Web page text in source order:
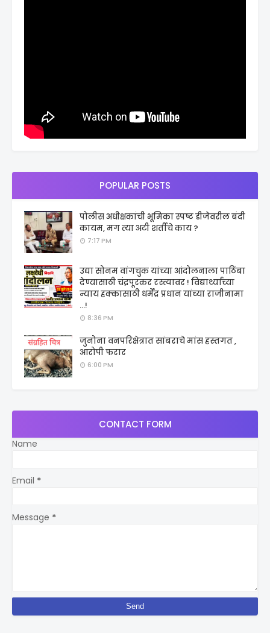
POPULAR POSTS
पोलीस अधीक्षकांची भूमिका स्पष्ट डीजेवरील बंदी
कायम, मग त्या अटी शर्तीचे काय ?
7:17 PM
उद्या सोनम वांगचुक यांच्या आंदोलनाला पाठिंबा
देण्यासाठी चंद्रपूरकर रस्त्यावर ! विद्यार्थ्यांच्या
न्याय हक्कासाठी धर्मेंद्र प्रधान यांच्या राजीनामा
...!
8:36 PM
जुनोना वनपरिक्षेत्रात सांबराचे मांस हस्तगत ,
आरोपी फरार
6:00 PM
CONTACT FORM
Name
Email *
Message *